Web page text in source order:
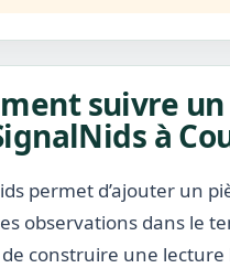
suivre
à
permet d’ajouter un
observations dans le
construire une lecture